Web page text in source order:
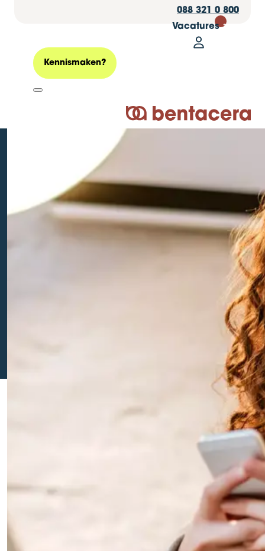
088 321 0 800
Vacatures 30
Mijn
Logo Bentacera
Kennismaken?
Webinar wet DBA,
het beoordelen van
arbeidsrelaties
Geplaatst op: 08 november 2024